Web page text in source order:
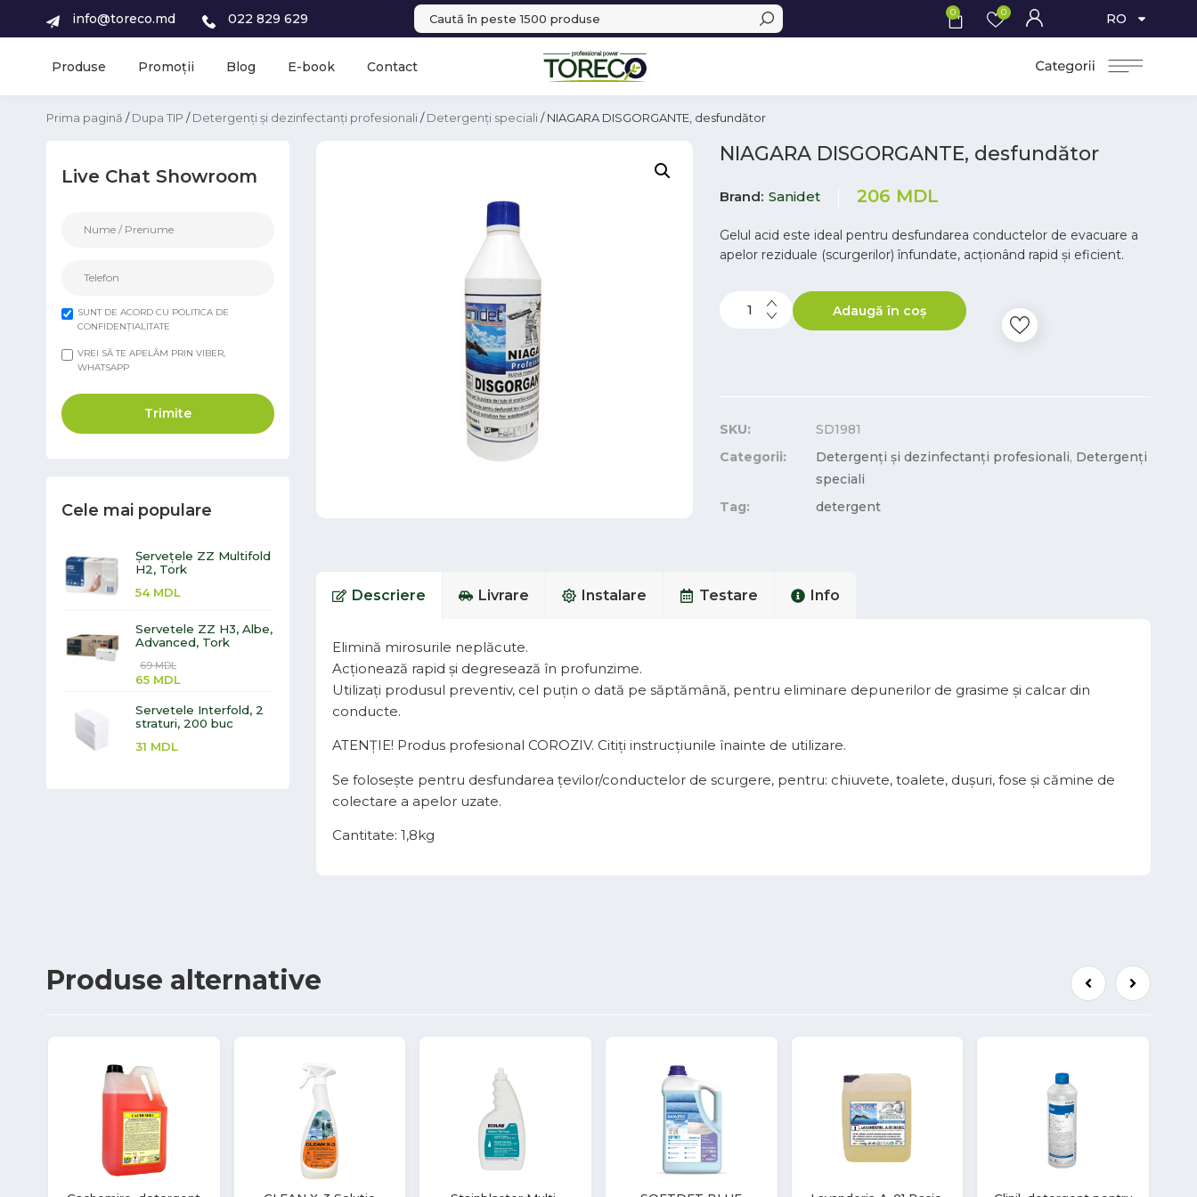
info@toreco.md 022 829 629 0 0 RO
Produse Promoții Blog E-book Contact
Prima pagină /Dupa TIP /Detergenți și dezinfectanți profesionali/Detergenți speciali/ NIAGARA DISGORGANTE, desfundător
Live Chat Showroom
SUNT DE ACORD CU POLITICA DE
CONFIDENȚIALITATE
VREI SĂ TE APELĂM PRIN VIBER,
WHATSAPP
Trimite
Cele mai populare
Șervețele ZZ Multifold
H2, Tork
54 MDL
Servetele ZZ H3, Albe,
Advanced, Tork
69MDL
65 MDL
Servetele Interfold, 2
straturi, 200 buc
31 MDL
NIAGARA DISGORGANTE, desfundător
Brand Sanidet 206 MDL
Gelul acid este ideal pentru desfundarea conductelor de evacuare a
apelor reziduale (scurgerilor) înfundate, acţionând rapid şi eficient.
Adaugă în coș
SKU:
SD1981
Categorii:
Detergenți și dezinfectanți profesionali, Detergenți
speciali
Tag:
detergent
Descriere Livrare Instalare Testare Info
Elimină mirosurile neplăcute.
Acționează rapid și degresează în profunzime.
Utilizaţi produsul preventiv, cel puţin o dată pe săptămână, pentru eliminare depunerilor de grasime și calcar din
conducte.
ATENȚIE! Produs profesional COROZIV. Citiți instrucțiunile înainte de utilizare.
Se folosește pentru desfundarea țevilor/conductelor de scurgere, pentru: chiuvete, toalete, dușuri, fose și cămine de
colectare a apelor uzate.
Cantitate: 1,8kg
Produse alternative